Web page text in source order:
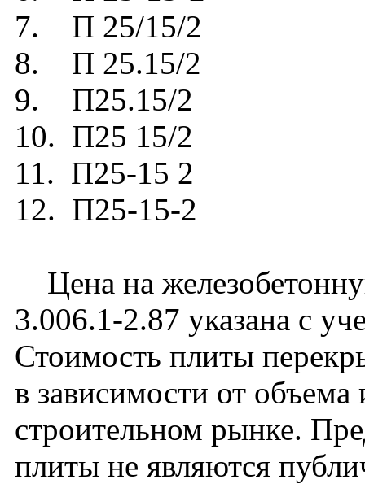
7. П 25/15/2
8. П 25.15/2
9. П25.15/2
10. П25 15/2
11. П25-15 2
12. П25-15-2
Цена на
3.006.1-2.87 указана с
Стоимость плиты
в зависимости от
строительном рынке.
плиты не являются